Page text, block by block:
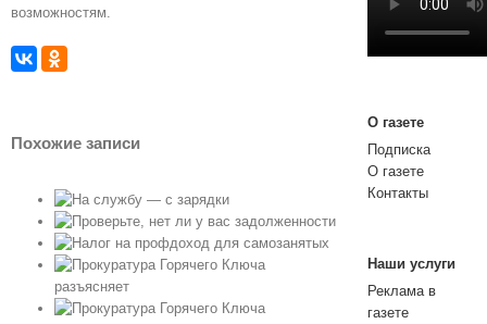
возможностям.
Похожие записи
О газете
Подписка
О газете
Контакты
Наши услуги
Реклама в
газете